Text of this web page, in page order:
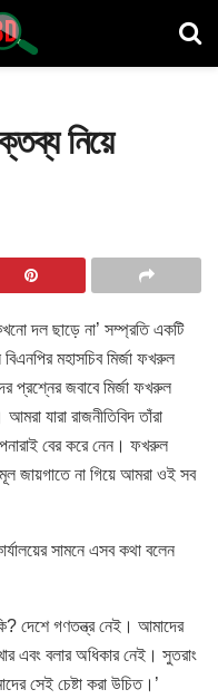
নিয়ে
দল ছাড়ে না’ সম্প্রতিএকটি
মহাসচিব মির্জা ফখরুল
প্রশ্নের জবাবে মির্জা ফখরুল
যারা রাজনীতিবিদ তাঁরা
বের করে নেন। ফখরুল
জায়গাতে না গিয়ে আমরা ওই সব
সামনে এসব কথা বলেন
দেশে গণতন্ত্র নেই। আমাদের
এবং বলার অধিকার নেই। সুতরাং
সেই চেষ্টা করা উচিত।’